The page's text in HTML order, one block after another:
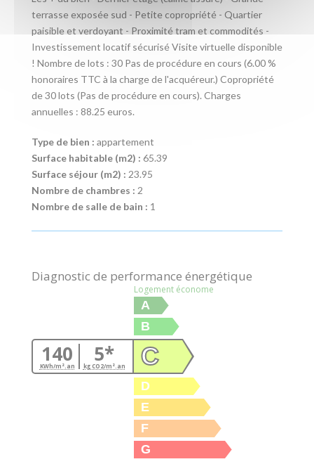
terrasse exposée sud - Petite copropriété - Quartier
paisible et verdoyant - Proximité tram et commodités -
Investissement locatif sécurisé Visite virtuelle disponible
! Nombre de lots : 30 Pas de procédure en cours (6.00 %
honoraires TTC à la charge de l'acquéreur.) Copropriété
de 30 lots (Pas de procédure en cours). Charges
annuelles : 88.25 euros.
Type de bien : appartement
Surface habitable (m2) : 65.39
Surface séjour (m2) : 23.95
Nombre de chambres : 2
Nombre de salle de bain : 1
Diagnostic de performance énergétique
140
KWh/m².an 5*
kg CO2/m².an
Logement économe
A
B
C
D
E
F
G